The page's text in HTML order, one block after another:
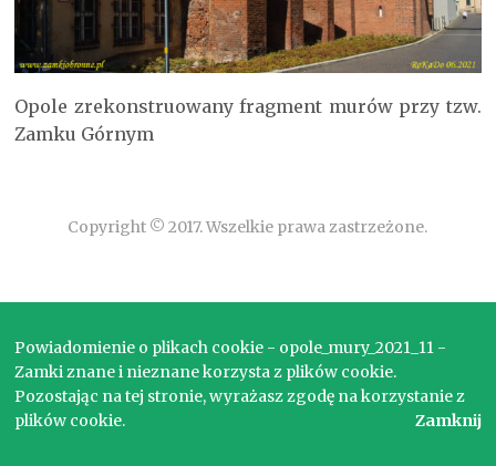
Opole zrekonstruowany fragment murów przy tzw.
Zamku Górnym
Copyright © 2017. Wszelkie prawa zastrzeżone.
Powiadomienie o plikach cookie - opole_mury_2021_11 -
Zamki znane i nieznane korzysta z plików cookie.
Pozostając na tej stronie, wyrażasz zgodę na korzystanie z
plików cookie.
Zamknij